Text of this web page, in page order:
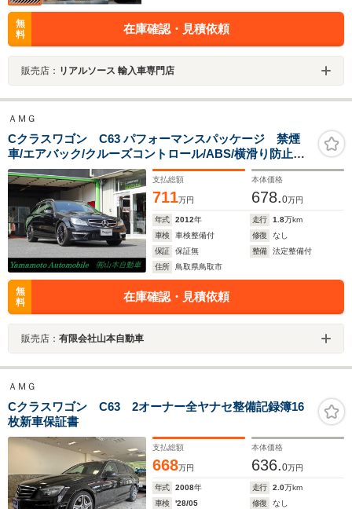
無
料
在庫確認・見積依頼
販売店： リアルソース 輸入車専門店
ＡＭＧ
Cクラスワゴン C63 パフォーマンスパッケージ 禁煙
車/エアバック/クルーズコントロール/ABS/横滑り防止装
置/障害物センサー/バックカメラ/盗難防止装置/エアコン
クーラー/シートヒーター/パワステ/ドラレコ/ETC/TV/ナ
ビ/DVD/CD/パワーウィンドウ/スマートキー
支払総額
711万円
本体価格
678.0万円
年式 2012年 走行 1.8万km
車検
車検整備付 修復
なし
保証
保証無 整備
法定整備付
住所
鳥取県鳥取市
無
料
在庫確認・見積依頼
販売店： 有限会社山本自動車
ＡＭＧ
Cクラスワゴン C63 2オーナー全ヤナセ整備記録簿16
枚新車保証書
支払総額
668万円
本体価格
636.0万円
年式 2008年 走行 2.0万km
車検
'28/05 修復
なし